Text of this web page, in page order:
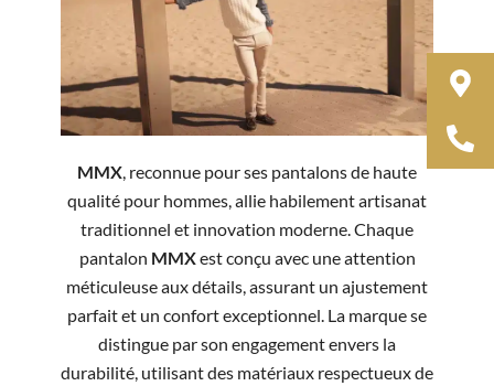
MMX , reconnue pour ses pantalons de haute
qualité pour hommes, allie habilement artisanat
traditionnel et innovation moderne. Chaque
pantalon MMXest conçu avec une attention
méticuleuse aux détails, assurant un ajustement
parfait et un confort exceptionnel. La marque se
distingue par son engagement envers la
durabilité, utilisant des matériaux respectueux de